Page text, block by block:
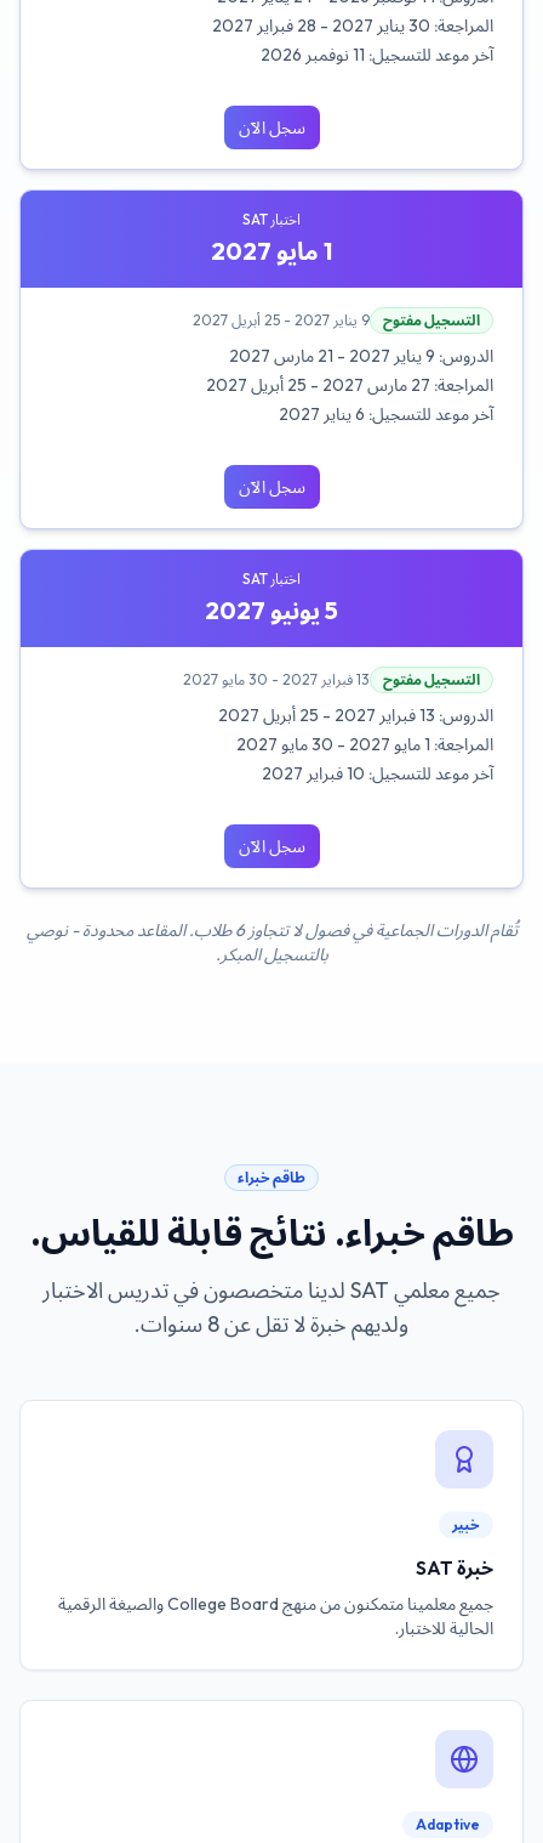
المراجعة: 30 يناير 2027 - 28 فبراير 2027
آخر موعد للتسجيل: 11 نوفمبر 2026
سجل الآن
اختبار SAT
1 مايو 2027
التسجيل مفتوح 9 يناير 2027 - 25 أبريل 2027
الدروس: 9 يناير 2027 - 21 مارس 2027
المراجعة: 27 مارس 2027 - 25 أبريل 2027
آخر موعد للتسجيل: 6 يناير 2027
سجل الآن
اختبار SAT
5 يونيو 2027
التسجيل مفتوح 13 فبراير 2027 - 30 مايو 2027
الدروس: 13 فبراير 2027 - 25 أبريل 2027
المراجعة: 1 مايو 2027 - 30 مايو 2027
آخر موعد للتسجيل: 10 فبراير 2027
سجل الآن
تُقام الدورات الجماعية في فصول لا تتجاوز 6 طلاب. المقاعد محدودة - نوصي
بالتسجيل المبكر.
طاقم خبراء
طاقم خبراء. نتائج قابلة للقياس.
جميع معلمي SAT لدينا متخصصون في تدريس الاختبار
ولديهم خبرة لا تقل عن 8 سنوات.
خبير
خبرة SAT
جميع معلمينا متمكنون من منهج College Board والصيغة الرقمية
الحالية للاختبار.
Adaptive